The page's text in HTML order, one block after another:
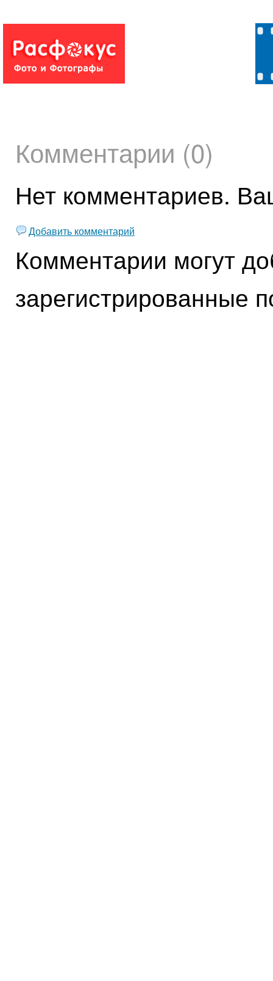
Комментарии (0)
Нет комментариев.
Добавить комментарий
Комментарии могут
зарегистрированные